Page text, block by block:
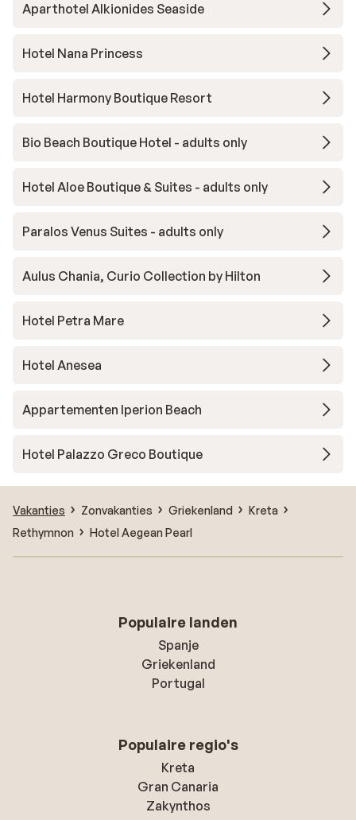
Aparthotel Alkionides Seaside
Hotel Nana Princess
Hotel Harmony Boutique Resort
Bio Beach Boutique Hotel - adults only
Hotel Aloe Boutique & Suites - adults only
Paralos Venus Suites - adults only
Aulus Chania, Curio Collection by Hilton
Hotel Petra Mare
Hotel Anesea
Appartementen Iperion Beach
Hotel Palazzo Greco Boutique
Vakanties Zonvakanties Griekenland
Kreta
Rethymnon
Hotel Aegean Pearl
Populaire landen
Spanje
Griekenland
Portugal
Populaire regio's
Kreta
Gran Canaria
Zakynthos